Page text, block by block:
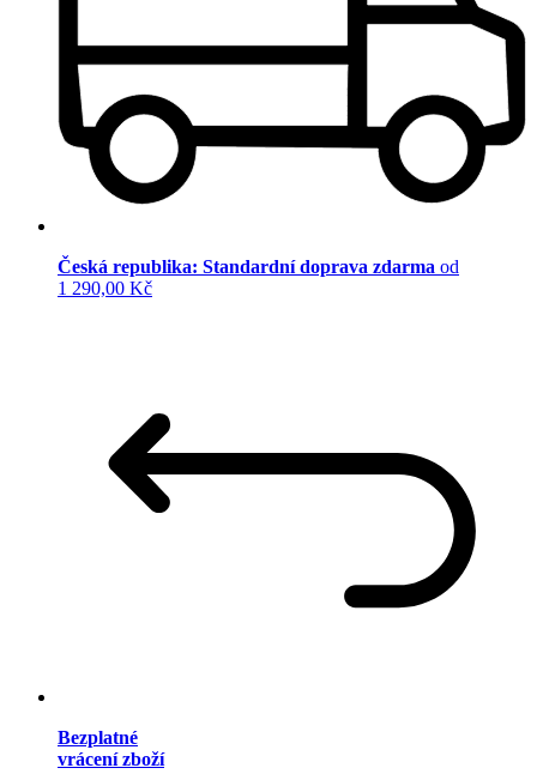
Česká republika: Standardní doprava zdarma od
1 290,00 Kč
Bezplatné
vrácení zboží